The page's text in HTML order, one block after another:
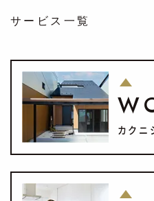
サービス一覧
カクニ